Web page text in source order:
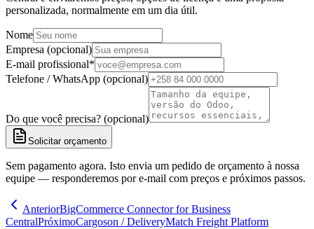
personalizada, normalmente em um dia útil.
Nome
Empresa (opcional)
E-mail profissional*
Telefone / WhatsApp (opcional)
Do que você precisa? (opcional)
Solicitar orçamento
Sem pagamento agora. Isto envia um pedido de orçamento à nossa
equipe — responderemos por e-mail com preços e próximos passos.
AnteriorBigCommerce Connector for Business
CentralPróximoCargoson / DeliveryMatch Freight Platform